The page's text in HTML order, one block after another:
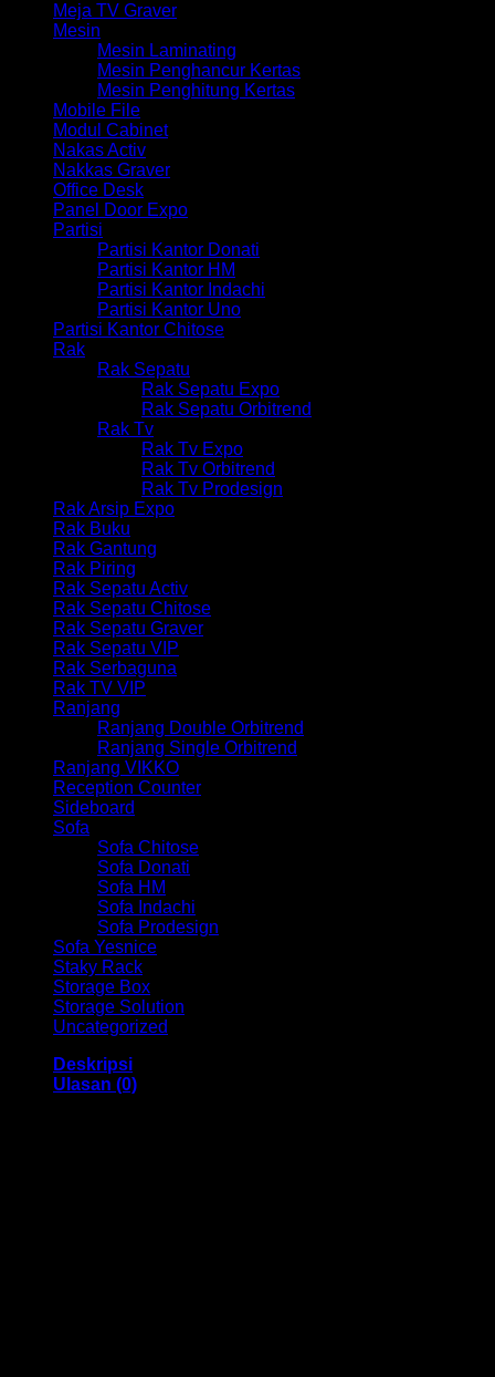
Meja TV Graver
Mesin
Mesin Laminating
Mesin Penghancur Kertas
Mesin Penghitung Kertas
Mobile File
Modul Cabinet
Nakas Activ
Nakkas Graver
Office Desk
Panel Door Expo
Partisi
Partisi Kantor Donati
Partisi Kantor HM
Partisi Kantor Indachi
Partisi Kantor Uno
Partisi Kantor Chitose
Rak
Rak Sepatu
Rak Sepatu Expo
Rak Sepatu Orbitrend
Rak Tv
Rak Tv Expo
Rak Tv Orbitrend
Rak Tv Prodesign
Rak Arsip Expo
Rak Buku
Rak Gantung
Rak Piring
Rak Sepatu Activ
Rak Sepatu Chitose
Rak Sepatu Graver
Rak Sepatu VIP
Rak Serbaguna
Rak TV VIP
Ranjang
Ranjang Double Orbitrend
Ranjang Single Orbitrend
Ranjang VIKKO
Reception Counter
Sideboard
Sofa
Sofa Chitose
Sofa Donati
Sofa HM
Sofa Indachi
Sofa Prodesign
Sofa Yesnice
Staky Rack
Storage Box
Storage Solution
Uncategorized
Deskripsi
Ulasan (0)